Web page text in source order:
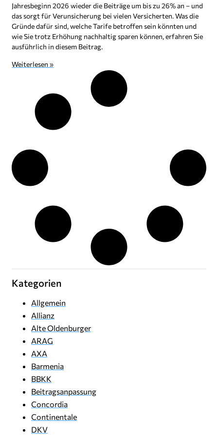
Jahresbeginn 2026 wieder die Beiträge um bis zu 26% an – und
das sorgt für Verunsicherung bei vielen Versicherten. Was die
Gründe dafür sind, welche Tarife betroffen sein könnten und
wie Sie trotz Erhöhung nachhaltig sparen können, erfahren Sie
ausführlich in diesem Beitrag.
Weiterlesen »
Kategorien
Allgemein
Allianz
Alte Oldenburger
ARAG
AXA
Barmenia
BBKK
Beitragsanpassung
Concordia
Continentale
DKV